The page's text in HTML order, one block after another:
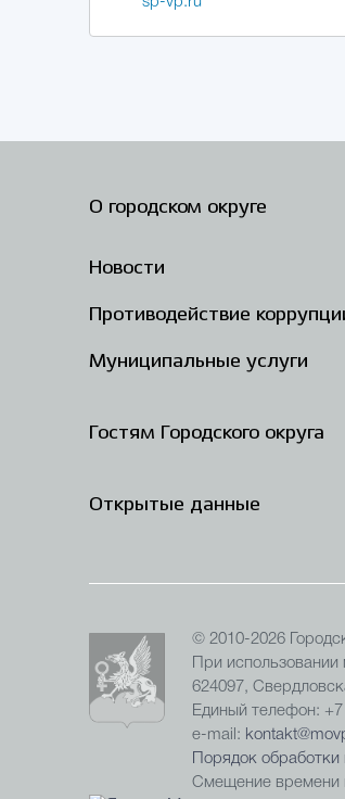
О городском округе
Новости
Противодействие
Муниципальные услуги
Гостям Городского округа
Открытые данные
© 2010-2026
При
624097,
Единый телефон:
e-mail:
Порядок
Смещение времени